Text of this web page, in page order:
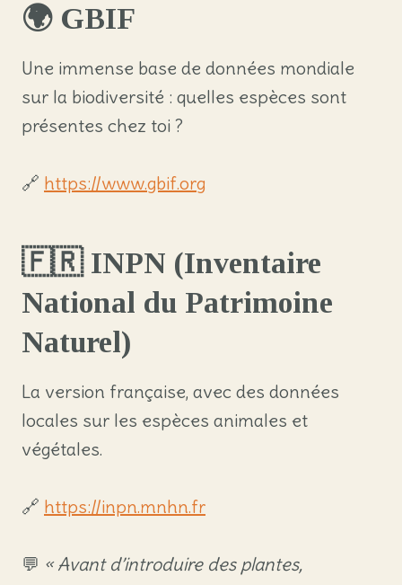
🌍 GBIF
Une immense base de données mondiale
sur la biodiversité : quelles espèces sont
présentes chez toi ?
🔗 https://www.gbif.org
🇫🇷 INPN (Inventaire
National du Patrimoine
Naturel)
La version française, avec des données
locales sur les espèces animales et
végétales.
🔗 https://inpn.mnhn.fr
💬 « Avant d’introduire des plantes,